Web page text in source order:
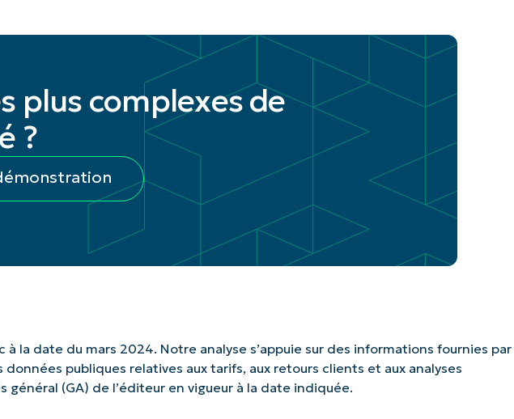
plus complexes de
?
la date du mars 2024. Notre analyse s’appuie sur des informations fournies par
publiques relatives aux tarifs, aux retours clients et aux analyses
(GA) de l’éditeur en vigueur à la date indiquée.